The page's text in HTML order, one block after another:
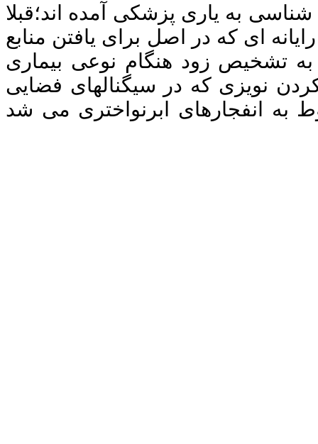
به یاری پزشکی آمده اند؛قبلا
ای که در اصل برای یافتن منابع
تشخیص زود هنگام نوعی بیماری
نویزی که در سیگنالهای فضایی
به انفجارهای ابرنواختری می شد